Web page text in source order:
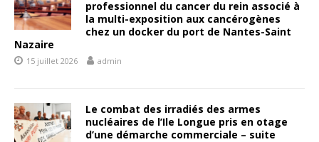
professionnel du cancer du rein associé à
la multi-exposition aux cancérogènes
chez un docker du port de Nantes-Saint
Nazaire
15 juillet 2026 admin
Le combat des irradiés des armes
nucléaires de l’Ile Longue pris en otage
d’une démarche commerciale – suite